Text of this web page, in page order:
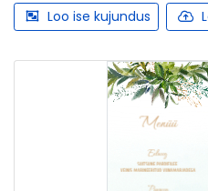
Loo ise kujundus